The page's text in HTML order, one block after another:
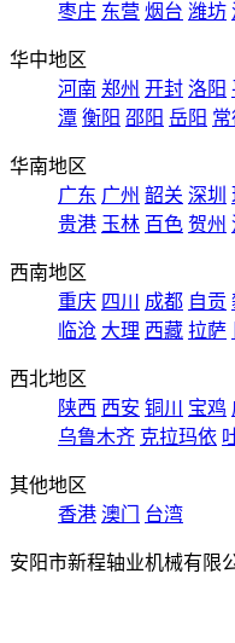
枣庄 东营 烟台 潍坊
华中地区
河南 郑州 开封 洛阳
潭 衡阳 邵阳 岳阳
华南地区
广东 广州 韶关 深圳
贵港 玉林 百色 贺州
西南地区
重庆 四川 成都 自贡
临沧 大理 西藏 拉萨
西北地区
陕西 西安 铜川 宝鸡
乌鲁木齐 克拉玛依
其他地区
香港 澳门 台湾
安阳市新程轴业机械有限